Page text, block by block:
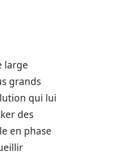
large
grands
qui lui
des
en phase